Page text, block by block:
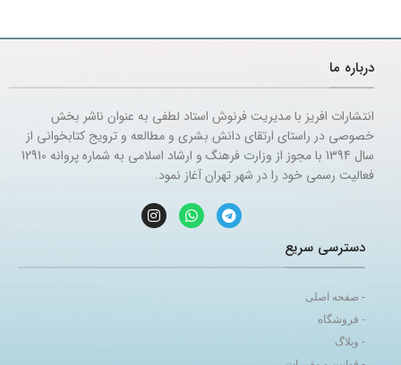
درباره ما
انتشارات افریز با مدیریت فرنوش استاد لطفی به عنوان ناشر بخش
خصوصی در راستای ارتقای دانش بشری و مطالعه و ترویج کتابخوانی از
سال 1394 با مجوز از وزارت فرهنگ و ارشاد اسلامی به شماره پروانه 12910
فعالیت رسمی خود را در شهر تهران آغاز نمود.
دسترسی سریع
- صفحه اصلی
- فروشگاه
- وبلاگ